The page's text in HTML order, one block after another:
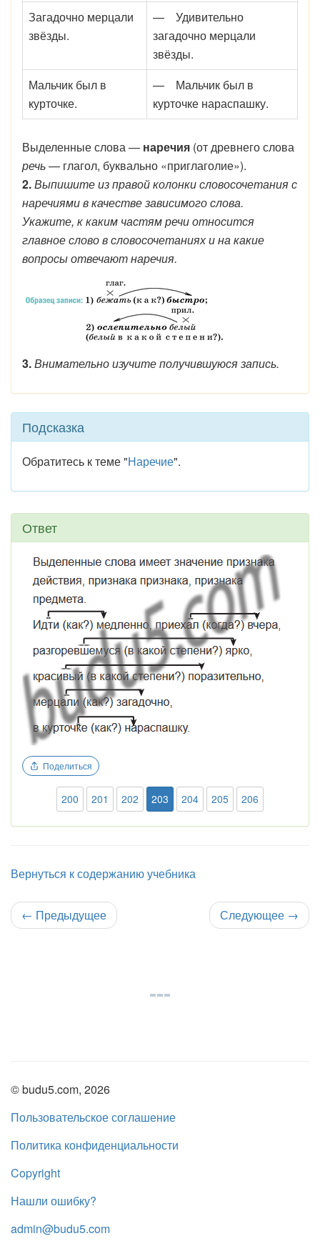
Загадочно мерцали
звёзды.
— Удивительно
загадочно мерцали
звёзды.
Мальчик был в
курточке.
— Мальчик был в
курточке нараспашку.
Выделенные слова — наречия (от древнего слова
речь— глагол, буквально «приглаголие»).
2.Выпишите из правой колонки словосочетания с
наречиями в качестве зависимого слова.
Укажите, к каким частям речи относится
главное слово в словосочетаниях и на какие
вопросы отвечают наречия.
3.Внимательно изучите получившуюся запись.
Подсказка
Обратитесь к теме "Наречие".
Ответ
Поделиться
200 201 202 203 204 205 206
Вернуться к содержанию учебника
← Предыдущее Следующее →
© budu5.com, 2026
Пользовательское соглашение
Политика конфиденциальности
Copyright
Нашли ошибку?
admin@budu5.com